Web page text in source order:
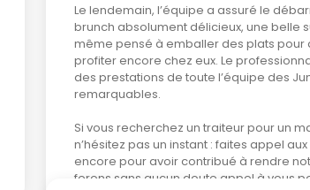
Le lendemain, l’équipe a assuré le
brunch absolument délicieux, une belle
même pensé à emballer des plats pour
profiter encore chez eux. Le
des prestations de toute l’équipe des
remarquables.
Si vous recherchez un traiteur pour un
n’hésitez pas un instant : faites appel
encore pour avoir contribué à rendre
ferons sans aucun doute appel à vous